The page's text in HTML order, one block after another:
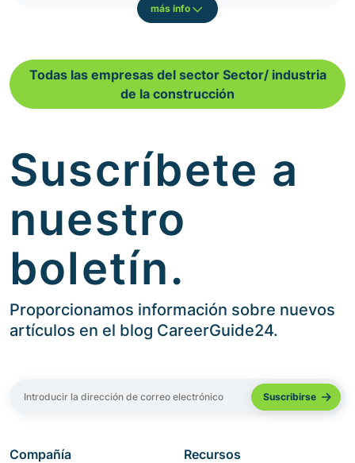
más info
Todas las empresas del sector Sector/ industria
de la construcción
Suscríbete a
nuestro
boletín.
Proporcionamos información sobre nuevos
artículos en el blog CareerGuide24.
Compañía Recursos